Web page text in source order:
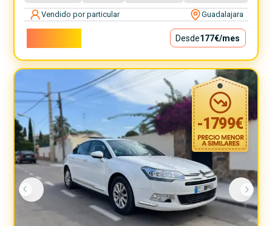
Vendido por particular Guadalajara
Desde177€/mes
-1799€